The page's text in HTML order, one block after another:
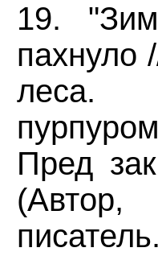
19.
пахнуло
Пред